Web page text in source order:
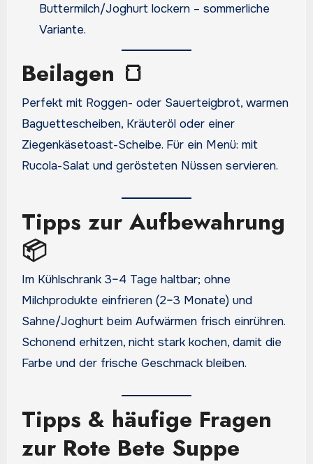
Buttermilch/Joghurt lockern – sommerliche
Variante.
Beilagen 🍞
Perfekt mit Roggen- oder Sauerteigbrot, warmen
Baguettescheiben, Kräuteröl oder einer
Ziegenkäsetoast-Scheibe. Für ein Menü: mit
Rucola-Salat und gerösteten Nüssen servieren.
Tipps zur Aufbewahrung
📦
Im Kühlschrank 3–4 Tage haltbar; ohne
Milchprodukte einfrieren (2–3 Monate) und
Sahne/Joghurt beim Aufwärmen frisch einrühren.
Schonend erhitzen, nicht stark kochen, damit die
Farbe und der frische Geschmack bleiben.
Tipps & häufige Fragen
zur Rote Bete Suppe